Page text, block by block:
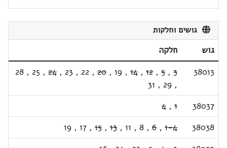
גושים וחלקות
גוש
חלקה
38013
3
,
5
,
12
,
14
,
19
,
20
,
22
,
23
,
24
,
25
,
28
,
29
,
31
38037
1
,
4
38038
1-4
,
6
,
8
,
11
,
13
,
15
,
17
,
19